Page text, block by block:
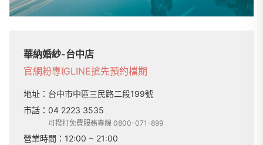
華納婚紗-台中店
官網粉專IGLINE搶先預約檔期
地址： 台中市中區三民路二段199號
市話： 04 2223 3535
可撥打免費服務專線 0800-071-899
營業時間： 12:00 ~ 21:00